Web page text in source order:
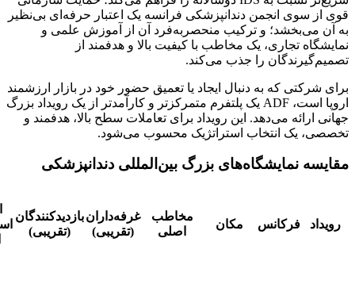
سوی انجمن دندانپزشکی فرانسه یک اعتبار حرفه‌ای بی‌نظیر
و ترکیب منحصربه‌فرد آن از آموزش علمی و
تجاری، یک مخاطب با کیفیت بالا و هدفمند از
را جذب می‌کند.
که به دنبال ایجاد یا تعمیق حضور خود در بازار ارزشمند
اروپا است، ADF یک پلتفرم متمرکزتر و کارآمدتر از یک رویداد بزرگ
می‌دهد. این رویداد برای تعاملات سطح بالا، هدفمند و
یک انتخاب استراتژیک محسوب می‌شود.
نمایشگاه‌های بزرگ بین‌المللی دندانپزشکی
فرکانس مکان
مخاطب
اصلی
غرفه‌داران
(تقریبی)
بازدیدکنندگان
(تقریبی)
ارزش
استراتژیک
اصلی